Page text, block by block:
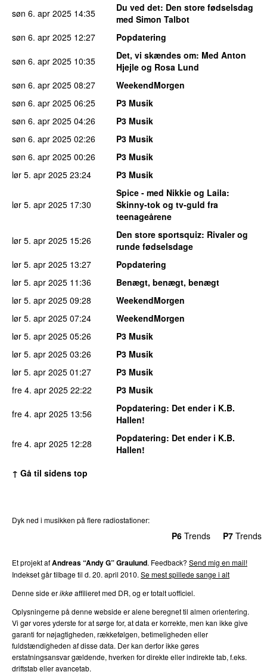
søn 6. apr 2025 14:35 Du ved det: Den store fødselsdag
med Simon Talbot
søn 6. apr 2025 12:27
Popdatering
søn 6. apr 2025 10:35 Det, vi skændes om: Med Anton
Hjejle og Rosa Lund
søn 6. apr 2025 08:27
WeekendMorgen
søn 6. apr 2025 06:25
P3 Musik
søn 6. apr 2025 04:26
P3 Musik
søn 6. apr 2025 02:26
P3 Musik
søn 6. apr 2025 00:26
P3 Musik
lør 5. apr 2025 23:24 P3 Musik
lør 5. apr 2025 17:30
Spice - med Nikkie og Laila:
Skinny-tok og tv-guld fra
teenageårene
lør 5. apr 2025 15:26 Den store sportsquiz: Rivaler og
runde fødselsdage
lør 5. apr 2025 13:27
Popdatering
lør 5. apr 2025 11:36
Benægt, benægt, benægt
lør 5. apr 2025 09:28
WeekendMorgen
lør 5. apr 2025 07:24
WeekendMorgen
lør 5. apr 2025 05:26
P3 Musik
lør 5. apr 2025 03:26
P3 Musik
lør 5. apr 2025 01:27
P3 Musik
fre 4. apr 2025 22:22
P3 Musik
fre 4. apr 2025 13:56 Popdatering: Det ender i K.B.
Hallen!
fre 4. apr 2025 12:28 Popdatering: Det ender i K.B.
Hallen!
↑ Gå til sidens top
Dyk ned i musikken på flere radiostationer:
P6 Trends P7 Trends
Et projekt afAndreas “Andy G” Graulund. Feedback? Send mig en mail!
Indekset går tilbage til d. 20. april 2010. Se mest spillede sange i alt
Denne side erikkeaffilieret med DR, og er totalt uofficiel.
Oplysningerne på denne webside er alene beregnet til almen orientering.
Vi gør vores yderste for at sørge for, at data er korrekte, men kan ikke give
garanti for nøjagtigheden, rækkefølgen, betimeligheden eller
fuldstændigheden af disse data. Der kan derfor ikke gøres
erstatningsansvar gældende, hverken for direkte eller indirekte tab, f.eks.
driftstab eller avancetab.